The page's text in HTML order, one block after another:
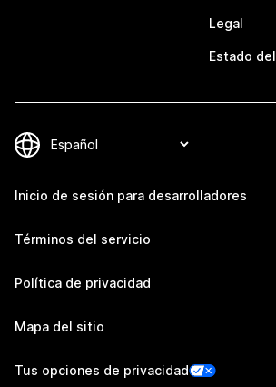
Legal
Estado
Inicio de sesión para desarrolladores
Términos del servicio
Política de privacidad
Mapa del sitio
Tus opciones de privacidad